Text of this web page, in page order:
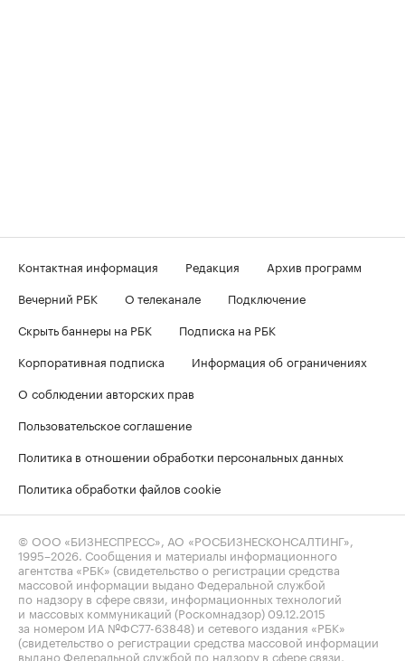
Контактная информация Редакция
Архив программ
Вечерний РБК
О телеканале
Подключение
Скрыть баннеры на РБК
Подписка на РБК
Корпоративная подписка
Информация об ограничениях
О соблюдении авторских прав
Пользовательское соглашение
Политика в отношении обработки персональных данных
Политика обработки файлов cookie
© ООО «БИЗНЕСПРЕСС», АО «РОСБИЗНЕСКОНСАЛТИНГ»,
1995–2026 . Сообщения и материалы информационного
агентства «РБК» (свидетельство о регистрации средства
массовой информации выдано Федеральной службой
по надзору в сфере связи, информационных технологий
и массовых коммуникаций (Роскомнадзор) 09.12.2015
за номером ИА №ФС77-63848) и сетевого издания «РБК»
(свидетельство о регистрации средства массовой информации
выдано Федеральной службой по надзору в сфере связи,